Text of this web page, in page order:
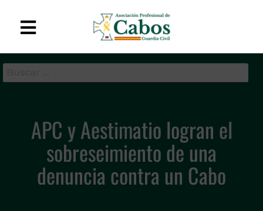
APC-GC
de Cabos de la Guardia
APC y Aestimatio logran el
sobreseimiento de una
denuncia contra un Cabo